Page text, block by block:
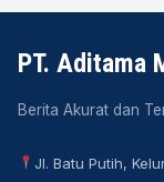
PT. Aditama
Berita Akurat dan
Jl. Batu Putih,